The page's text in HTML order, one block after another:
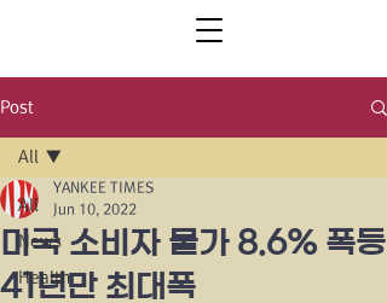
Post
All
News
Health
All
미국 소비자 물가 8.6% 폭등
41년만 최대폭
YANKEE TIMES
Jun 10, 2022